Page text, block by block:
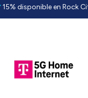
15% disponible en Rock